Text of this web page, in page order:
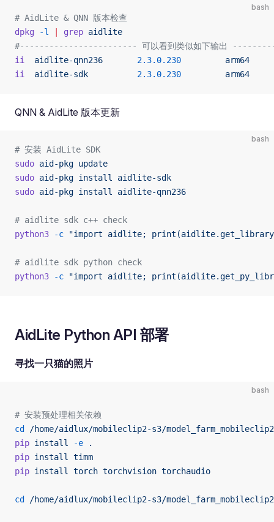
bash
# AidLite & QNN 版本检查
dpkg -l grep aidlite
#------------------------ 可以看到类似如下输出
ii
  aidlite-qnn236
       2.3.0.230
         arm64
ii
  aidlite-sdk
          2.3.0.230
         arm64
QNN & AidLite 版本更新
bash
# 安装 AidLite SDK
sudo aid-pkg update
sudo aid-pkg install
aidlite-sdk
sudo aid-pkg install aidlite-qnn236
# aidlite sdk c++ check
python3 -c "import aidlite;
# aidlite sdk python check
python3 -c "import aidlite;
AidLite Python API 部署
寻找一只猫的照片
bash
# 安装预处理相关依赖
cd
/home/aidlux/mobileclip2-s3/
pip install -e .
pip install
timm
pip install torch torchvision torchaudio
cd /home/aidlux/mobileclip2-s3/